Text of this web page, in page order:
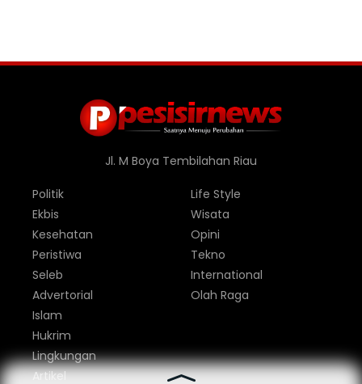
Jl. M Boya Tembilahan Riau
Politik
Ekbis
Kesehatan
Peristiwa
Seleb
Advertorial
Life Style
Wisata
Opini
Tekno
International
Olah Raga
Islam
Hukrim
Lingkungan
Artikel